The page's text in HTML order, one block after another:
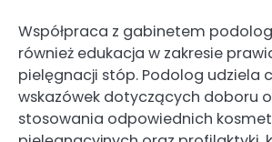
Współpraca z gabinetem
również edukacja w zakresie
pielęgnacji stóp. Podolog udziela
wskazówek dotyczących doboru
stosowania odpowiednich